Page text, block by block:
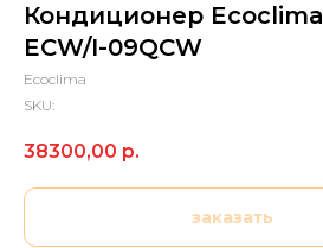
Кондиционер Ecoclima
ECW/I-09QCW
Ecoclima
SKU:
38300,00 р.
заказать